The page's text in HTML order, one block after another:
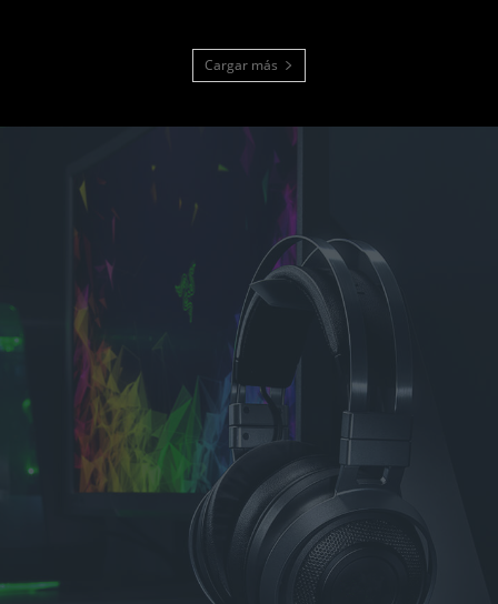
Cargar más